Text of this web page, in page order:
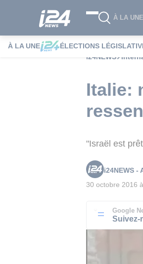
À LA UNE
À LA UNE ÉLECTIONS
i24NEWS
Italie:
"Israël est
i24NEWS -
30 octobre 2016
Google
Suivez-